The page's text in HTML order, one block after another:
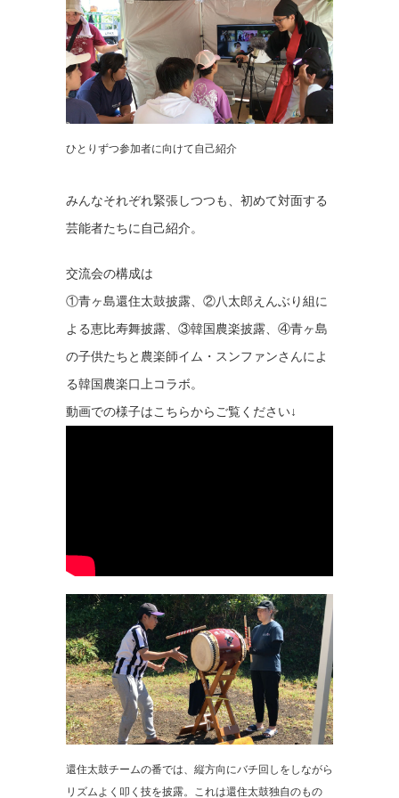
ひとりずつ参加者に向けて自己紹介
みんなそれぞれ緊張しつつも、初めて対面する
芸能者たちに自己紹介。
交流会の構成は
①青ヶ島還住太鼓披露、②八太郎えんぶり組に
よる恵比寿舞披露、③韓国農楽披露、④青ヶ島
の子供たちと農楽師イム・スンファンさんによ
る韓国農楽口上コラボ。
動画での様子はこちらからご覧ください↓
還住太鼓チームの番では、縦方向にバチ回しをしながら
リズムよく叩く技を披露。これは還住太鼓独自のもの